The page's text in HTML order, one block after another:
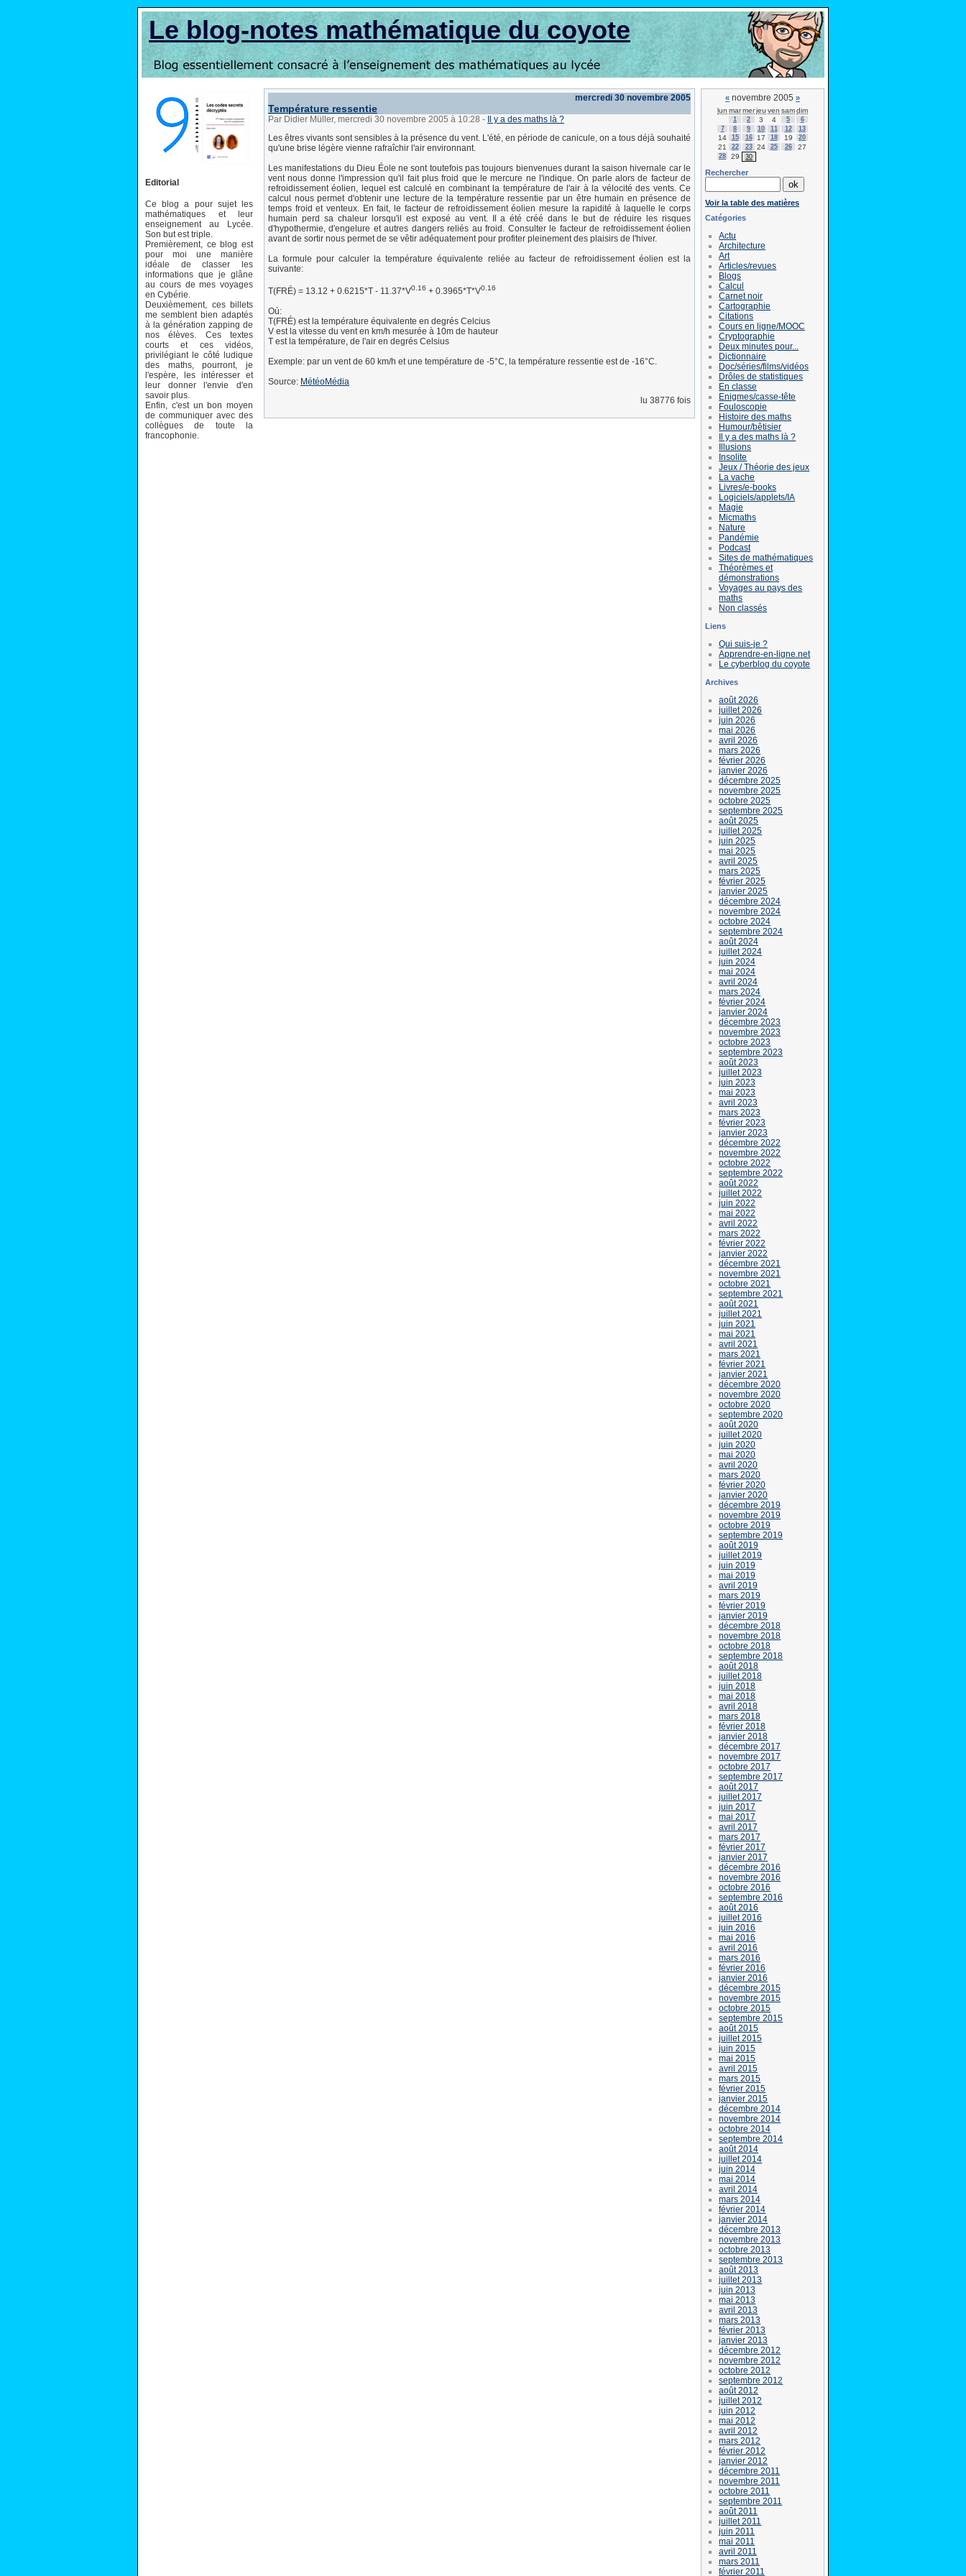
Le blog-notes mathématique du coyote
Editorial
Ce blog a pour sujet les
mathématiques et leur
enseignement au Lycée.
Son but est triple.
Premièrement, ce blog est
pour moi une manière
idéale de classer les
informations que je glâne
au cours de mes voyages
en Cybérie.
Deuxièmement, ces billets
me semblent bien adaptés
à la génération zapping de
nos élèves. Ces textes
courts et ces vidéos,
privilégiant le côté ludique
des maths, pourront, je
l'espère, les intéresser et
leur donner l'envie d'en
savoir plus.
Enfin, c'est un bon moyen
de communiquer avec des
collègues de toute la
francophonie.
mercredi 30 novembre 2005
Température ressentie
Par Didier Müller, mercredi 30 novembre 2005 à 10:28 -
Il y a des maths là ?
Les êtres vivants sont sensibles à la présence du vent. L'été, en période de canicule, on a tous déjà souhaité
qu'une brise légère vienne rafraîchir l'air environnant.
Les manifestations du Dieu Éole ne sont toutefois pas toujours bienvenues durant la saison hivernale car le
vent nous donne l'impression qu'il fait plus froid que le mercure ne l'indique. On parle alors de facteur de
refroidissement éolien, lequel est calculé en combinant la température de l'air à la vélocité des vents. Ce
calcul nous permet d'obtenir une lecture de la température ressentie par un être humain en présence de
temps froid et venteux. En fait, le facteur de refroidissement éolien mesure la rapidité à laquelle le corps
humain perd sa chaleur lorsqu'il est exposé au vent. Il a été créé dans le but de réduire les risques
d'hypothermie, d'engelure et autres dangers reliés au froid. Consulter le facteur de refroidissement éolien
avant de sortir nous permet de se vêtir adéquatement pour profiter pleinement des plaisirs de l'hiver.
La formule pour calculer la température équivalente reliée au facteur de refroidissement éolien est la
suivante:
T(FRÉ) = 13.12 + 0.6215*T - 11.37*V0.16 + 0.3965*T*V0.16
Où:
T(FRÉ) est la température équivalente en degrés Celcius
V est la vitesse du vent en km/h mesurée à 10m de hauteur
T est la température, de l'air en degrés Celsius
Exemple: par un vent de 60 km/h et une température de -5°C, la température ressentie est de -16°C.
Source: MétéoMédia
lu 38776 fois
« novembre 2005 »
lun marmerjeu ven samdim
1 2 3 4 5
6
7
8 9 10 11 12 13
14 15 16 17 18 19 20
21 22 23 24 25 26 27
28 29 30
Rechercher
Voir la table des matières
Catégories
Actu
Architecture
Art
Articles/revues
Blogs
Calcul
Carnet noir
Cartographie
Citations
Cours en ligne/MOOC
Cryptographie
Deux minutes pour...
Dictionnaire
Doc/séries/films/vidéos
Drôles de statistiques
En classe
Enigmes/casse-tête
Fouloscopie
Histoire des maths
Humour/bêtisier
Il y a des maths là ?
Illusions
Insolite
Jeux / Théorie des jeux
La vache
Livres/e-books
Logiciels/applets/IA
Magie
Micmaths
Nature
Pandémie
Podcast
Sites de mathématiques
Théorèmes et
démonstrations
Voyages au pays des
maths
Non classés
Liens
Qui suis-je ?
Apprendre-en-ligne.net
Le cyberblog du coyote
Archives
août 2026
juillet 2026
juin 2026
mai 2026
avril 2026
mars 2026
février 2026
janvier 2026
décembre 2025
novembre 2025
octobre 2025
septembre 2025
août 2025
juillet 2025
juin 2025
mai 2025
avril 2025
mars 2025
février 2025
janvier 2025
décembre 2024
novembre 2024
octobre 2024
septembre 2024
août 2024
juillet 2024
juin 2024
mai 2024
avril 2024
mars 2024
février 2024
janvier 2024
décembre 2023
novembre 2023
octobre 2023
septembre 2023
août 2023
juillet 2023
juin 2023
mai 2023
avril 2023
mars 2023
février 2023
janvier 2023
décembre 2022
novembre 2022
octobre 2022
septembre 2022
août 2022
juillet 2022
juin 2022
mai 2022
avril 2022
mars 2022
février 2022
janvier 2022
décembre 2021
novembre 2021
octobre 2021
septembre 2021
août 2021
juillet 2021
juin 2021
mai 2021
avril 2021
mars 2021
février 2021
janvier 2021
décembre 2020
novembre 2020
octobre 2020
septembre 2020
août 2020
juillet 2020
juin 2020
mai 2020
avril 2020
mars 2020
février 2020
janvier 2020
décembre 2019
novembre 2019
octobre 2019
septembre 2019
août 2019
juillet 2019
juin 2019
mai 2019
avril 2019
mars 2019
février 2019
janvier 2019
décembre 2018
novembre 2018
octobre 2018
septembre 2018
août 2018
juillet 2018
juin 2018
mai 2018
avril 2018
mars 2018
février 2018
janvier 2018
décembre 2017
novembre 2017
octobre 2017
septembre 2017
août 2017
juillet 2017
juin 2017
mai 2017
avril 2017
mars 2017
février 2017
janvier 2017
décembre 2016
novembre 2016
octobre 2016
septembre 2016
août 2016
juillet 2016
juin 2016
mai 2016
avril 2016
mars 2016
février 2016
janvier 2016
décembre 2015
novembre 2015
octobre 2015
septembre 2015
août 2015
juillet 2015
juin 2015
mai 2015
avril 2015
mars 2015
février 2015
janvier 2015
décembre 2014
novembre 2014
octobre 2014
septembre 2014
août 2014
juillet 2014
juin 2014
mai 2014
avril 2014
mars 2014
février 2014
janvier 2014
décembre 2013
novembre 2013
octobre 2013
septembre 2013
août 2013
juillet 2013
juin 2013
mai 2013
avril 2013
mars 2013
février 2013
janvier 2013
décembre 2012
novembre 2012
octobre 2012
septembre 2012
août 2012
juillet 2012
juin 2012
mai 2012
avril 2012
mars 2012
février 2012
janvier 2012
décembre 2011
novembre 2011
octobre 2011
septembre 2011
août 2011
juillet 2011
juin 2011
mai 2011
avril 2011
mars 2011
février 2011